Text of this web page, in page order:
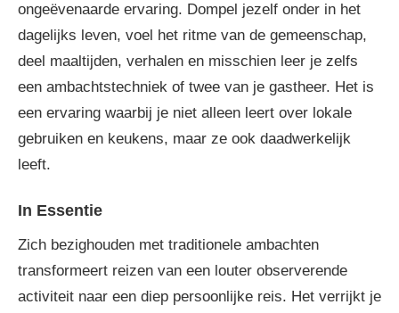
ongeëvenaarde ervaring. Dompel jezelf onder in het
dagelijks leven, voel het ritme van de gemeenschap,
deel maaltijden, verhalen en misschien leer je zelfs
een ambachtstechniek of twee van je gastheer. Het is
een ervaring waarbij je niet alleen leert over lokale
gebruiken en keukens, maar ze ook daadwerkelijk
leeft.
In Essentie
Zich bezighouden met traditionele ambachten
transformeert reizen van een louter observerende
activiteit naar een diep persoonlijke reis. Het verrijkt je